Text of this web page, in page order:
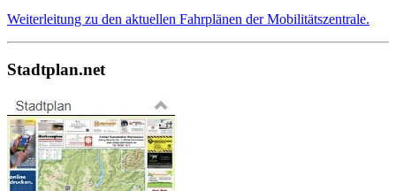
Weiterleitung zu den aktuellen Fahrplänen der Mobilitätszentrale.
Stadtplan.net